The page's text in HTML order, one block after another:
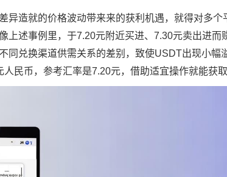
异造就的价格波动带来来的获利机遇，就得对多个
上述事例里，于7.20元附近买进、7.30元卖出进而
同兑换渠道供需关系的差别，致使USDT出现小幅
民币，参考汇率是7.20元，借助适宜操作就能获取